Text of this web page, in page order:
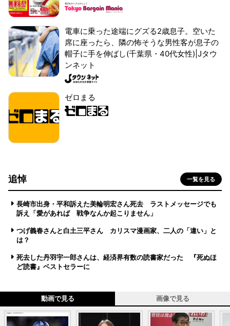
電車に乗った途端にグズる2歳息子。空いた
席に座ったら、隣の怖そうな男性客が息子の
帽子に手を伸ばし(千葉県・40代女性)|Jタウ
ンネット
ゼロまる
追悼 一覧を見る
長崎市出身・平和訴えた美輪明宏さん死去 ラストメッセージでも
訴え「愛があれば 戦争なんか起こりません」
つげ義春さんと白土三平さん カリスマ漫画家、二人の「違い」と
は？
死去した丹羽宇一郎さんは、経済界有数の読書家だった 『死ぬほ
ど読書』ベストセラーに
動画で見る 画像で見る